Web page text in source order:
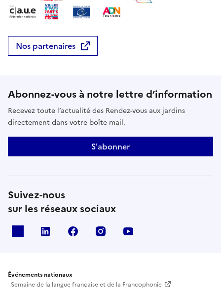
Nos partenaires
Abonnez-vous à notre lettre d’information
Recevez toute l’actualité des Rendez-vous aux jardins
directement dans votre boîte mail.
S'abonner
Suivez-nous
sur les réseaux sociaux
Linkedin Facebook Instagram
Événements nationaux
Semaine de la langue française et de la Francophonie